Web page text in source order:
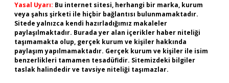
Yasal Uyarı: Bu internet sitesi, herhangi bir marka, kurum
veya şahıs şirketi ile hiçbir bağlantısı bulunmamaktadır.
Sitede yalnızca kendi hazırladığımız makaleler
paylaşılmaktadır. Burada yer alan içerikler haber niteliği
taşımamakta olup, gerçek kurum ve kişiler hakkında
paylaşım yapılmamaktadır. Gerçek kurum ve kişiler ile isim
benzerlikleri tamamen tesadüfidir. Sitemizdeki bilgiler
taslak halindedir ve tavsiye niteliği taşımazlar.